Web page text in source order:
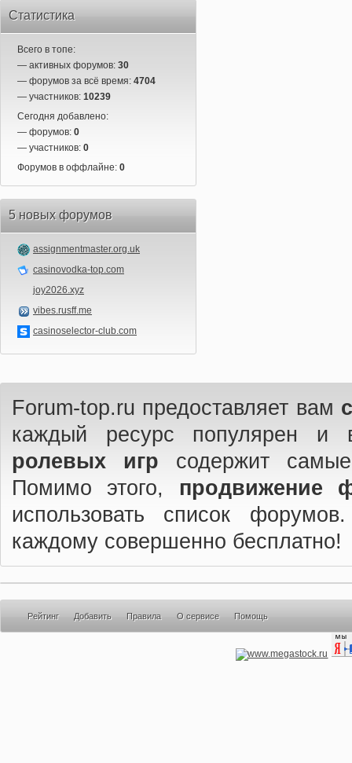
Статистика
Всего в топе:
— активных форумов: 30
— форумов за всё время: 4704
— участников: 10239
Сегодня добавлено:
— форумов: 0
— участников: 0
Форумов в оффлайне: 0
5 новых форумов
assignmentmaster.org.uk
casinovodka-top.com
joy2026.xyz
vibes.rusff.me
casinoselector-club.com
Forum-top.ru предоставляет вам
каждый ресурс популярен
ролевых игр содержит
Помимо этого, продвижение
использовать список
каждому совершенно бесплатно!
Рейтинг Добавить Правила О сервисе Помощь